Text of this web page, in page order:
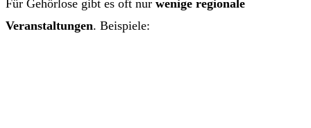
Für Gehörlose gibt es oft nur wenige regionale
Veranstaltungen. Beispiele: